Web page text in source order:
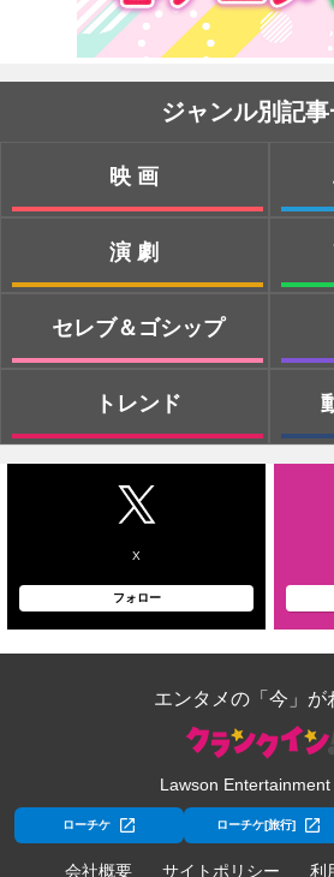
ジャンル別記
映画
演劇
セレブ＆ゴシップ
トレンド
X
フォロー
エンタメの「今」が
Lawson
ローチケ ローチケ[旅行]
会社概要 サイトポリシー 利